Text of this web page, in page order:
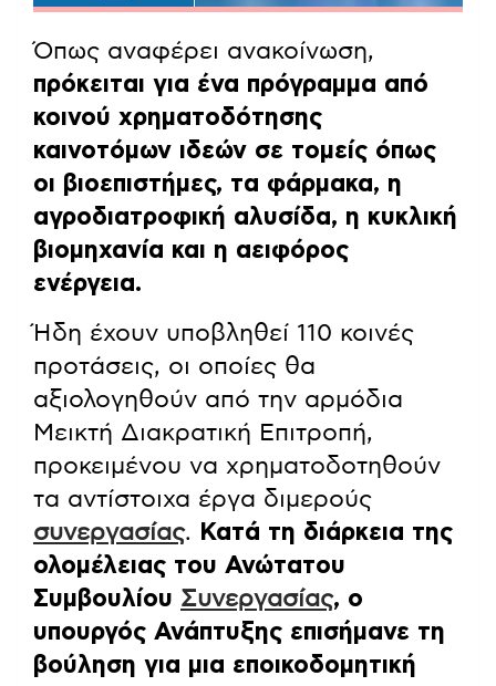
Όπως αναφέρει ανακοίνωση,
πρόκειται για ένα πρόγραμμα από
κοινού χρηματοδότησης
καινοτόμων ιδεών σε τομείς όπως
οι βιοεπιστήμες, τα φάρμακα, η
αγροδιατροφική αλυσίδα, η κυκλική
βιομηχανία και η αειφόρος
ενέργεια.
Ήδη έχουν υποβληθεί 110 κοινές
προτάσεις, οι οποίες θα
αξιολογηθούν από την αρμόδια
Μεικτή Διακρατική Επιτροπή,
προκειμένου να χρηματοδοτηθούν
τα αντίστοιχα έργα διμερούς
συνεργασίας.
Κατά τη διάρκεια της
ολομέλειας του Ανώτατου
Συμβουλίου Συνεργασίας, ο
υπουργός Ανάπτυξης επισήμανε τη
βούληση για μια εποικοδομητική